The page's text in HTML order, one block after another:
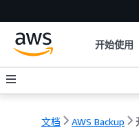
开始使用
文档 AWS Backup